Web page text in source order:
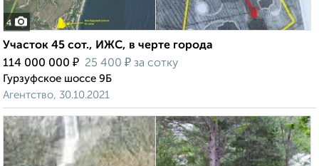
4
Участок 45 сот., ИЖС, в черте города
114 000 000 ₽ 25 400 ₽ за сотку
Гурзуфское шоссе 9Б
Агентство, 30.10.2021